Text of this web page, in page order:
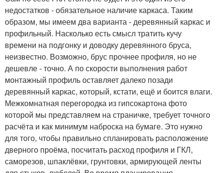
недостатков - обязательное наличие каркаса. Таким
образом, мы имеем два варианта - деревянный каркас и
профильный. Насколько есть смысл тратить кучу
времени на подгонку и доводку деревянного бруса,
неизвестно. Возможно, брус прочнее профиля, но не
дешевле - точно. А по скорости выполнения работ
монтажный профиль оставляет далеко позади
деревянный каркас, который, кстати, ещё и боится влаги.
Межкомнатная перегородка из гипсокартона фото
которой мы представляем на страничке, требует точного
расчёта и как минимум наброска на бумаге. Это нужно
для того, чтобы правильно спланировать расположение
дверного проёма, посчитать расход профиля и ГКЛ,
саморезов, шпаклёвки, грунтовки, армирующей ленты